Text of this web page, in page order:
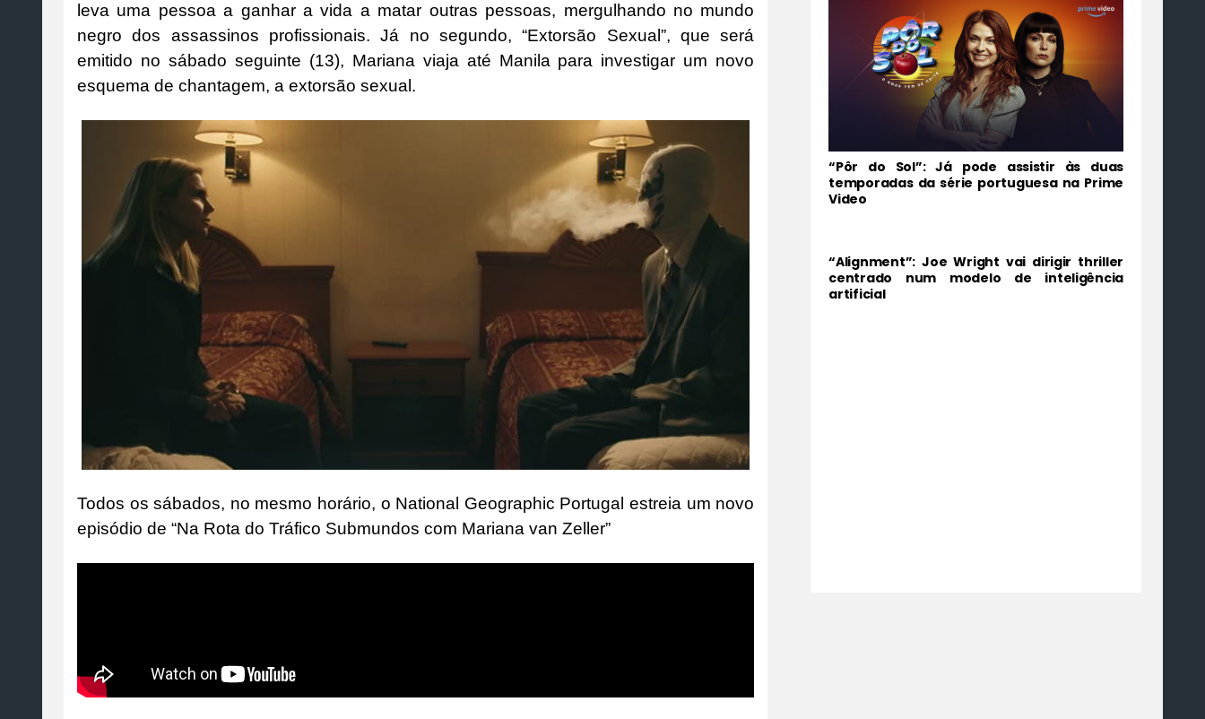
leva uma pessoa a ganhar a vida a matar outras pessoas, mergulhando no mundo
negro dos assassinos profissionais. Já no segundo, “Extorsão Sexual”, que será
emitido no sábado seguinte (13), Mariana viaja até Manila para investigar um novo
esquema de chantagem, a extorsão sexual.
Todos os sábados, no mesmo horário, o National Geographic Portugal estreia um novo
episódio de “Na Rota do Tráfico Submundos com Mariana van Zeller”
“Pôr do Sol”: Já pode assistir às duas
temporadas da série portuguesa na Prime
Video
“Alignment”: Joe Wright vai dirigir thriller
centrado num modelo de inteligência
artificial